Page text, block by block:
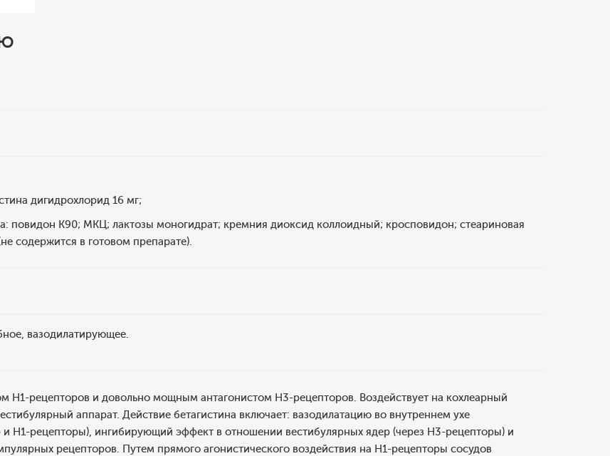
дигидрохлорид 16 мг;
повидон K90; МКЦ; лактозы моногидрат; кремния диоксид коллоидный; кросповидон; стеариновая
содержится в готовом препарате).
вазодилатирующее.
H1-рецепторов и довольно мощным антагонистом H3-рецепторов. Воздействует на кохлеарный
аппарат. Действие бетагистина включает: вазодилатацию во внутреннем ухе
H1-рецепторы), ингибирующий эффект в отношении вестибулярных ядер (через H3-рецепторы) и
рецепторов. Путем прямого агонистического воздействия на H1-рецепторы сосудов